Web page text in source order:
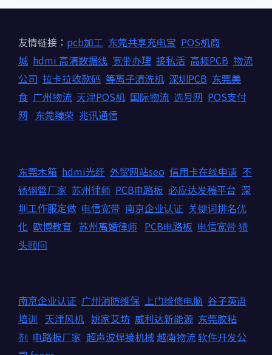
友情链接： pcb加工 东莞共享充电宝 POS机商
城 hdmi 高清数据线 宽带办理 接私活 高频PCB 物流
公司 拉卡拉收款码 等离子清洗机 深圳PCB 东莞美
食 广州物流 天津POS机 国际物流 选号网 POS支付
网 东莞臻荣 兆讯通信
东莞木箱 hdmi光纤 外贸网站seo 信用卡在线申请 不
锈钢管厂家 苏州律师 PCB电路板 必应达发稿平台 深
圳工作服定做 电信宽带 南京企业认证 关键词排名优
化 欧博教育 苏州离婚律师 PCB电路板 电信宽带猎
头顾问
南京企业认证 广州消防维保 上门维修电脑 谷子英语
培训 天津风机 姚家艾坊 威利达新能源 东莞胶粘
剂 电路板厂家 超声波焊接机械越南物流软件开发公